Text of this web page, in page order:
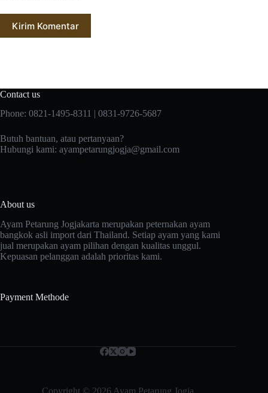
Kirim Komentar
Contact us
Phone: 0821-1495-8311 | 0831-9726-5687
Butuh bantuan, atau pertanyaan?
Hubungi kami: ayampetarungjogja@gmail.com
About us
Ayam Petarung Jogjakarta merupakan peternakan ayam
bangkok asli import dari Thailand. Setiap ayam yang kami
jual merupakan ayam pilihan dengan kualitas unggul.
Kepuasan pelanggan adalah prioritas kami.
Payment Methode
Copyright © 2026 Ayam Petarung Jogja